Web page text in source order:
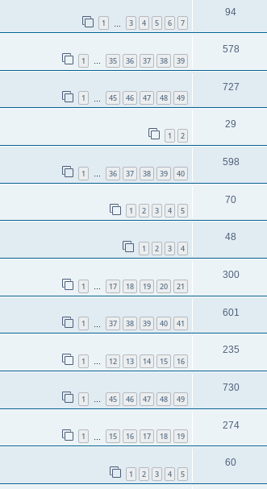
1 3 4 5 6 7
94
1 … 35 36 37 38 39
578
1 45 46 47 48 49
727
1 2
29
1 … 36 37 38 39 40
598
1 2 3 4 5
70
1 2 3 4
48
1 … 17 18 19 20 21
300
1 37 38 39 40 41
601
1 … 12 13 14 15 16
235
1 … 45 46 47 48 49
730
1 15 16 17 18 19
274
1 2 3 4 5
60